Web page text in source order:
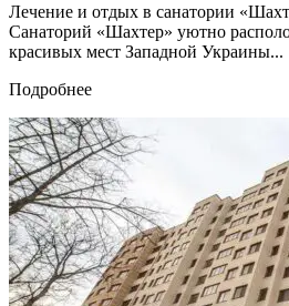
Лечение и отдых в санатории
Санаторий «Шахтер» уютно
красивых мест Западной Украины...
Подробнее